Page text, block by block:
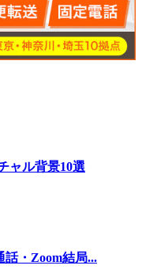
ャル背景10選
話・Zoom結局...